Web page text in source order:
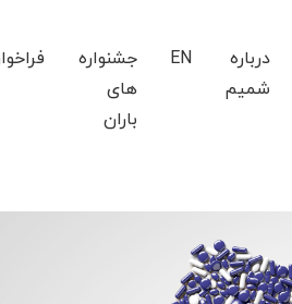
درباره
شمیم
EN
جشنواره
های
باران